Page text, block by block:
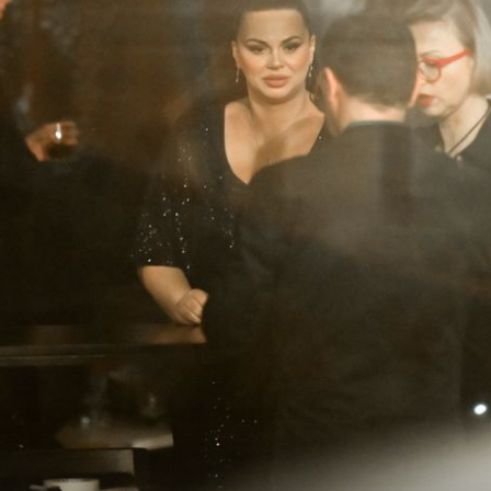
Vjenčanje Sandre Perković - 2
3 +21
NIJE PRVI PUT
Thompsonova supruga javno
hrvatsku pjevačicu koju prati